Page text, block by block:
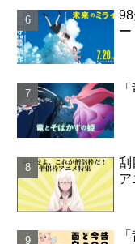
ー
刮
ア